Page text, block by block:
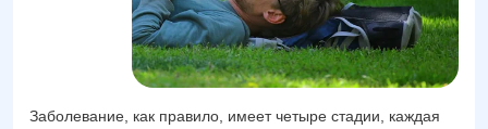
Заболевание, как правило, имеет четыре стадии, каждая